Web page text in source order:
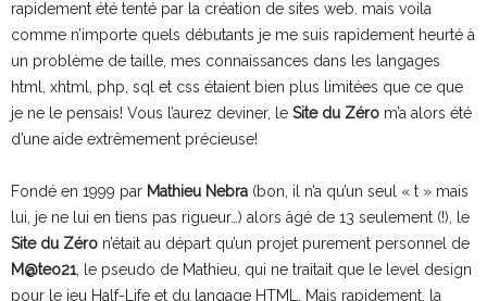
rapidement été tenté par la création de sites web. mais voila
comme n’importe quels débutants je me suis rapidement heurté à
un problème de taille, mes connaissances dans les langages
html, xhtml, php, sql et css étaient bien plus limitées que ce que
je ne le pensais! Vous l’aurez deviner, le Site du Zéro m’a alors été
d’une aide extrêmement précieuse!
Fondé en 1999 par Mathieu Nebra (bon, il n’a qu’un seul « t » mais
lui, je ne lui en tiens pas rigueur…) alors âgé de 13 seulement (!), le
Site du Zéro n’était au départ qu’un projet purement personnel de
M@teo21, le pseudo de Mathieu, qui ne traitait que le level design
pour le jeu Half-Life et du langage HTML. Mais rapidement, la